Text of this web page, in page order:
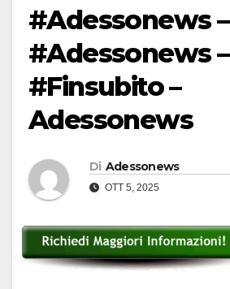
#Adessonews –
#Adessonews –
#Finsubito –
Adessonews
Di Adessonews
OTT 5, 2025